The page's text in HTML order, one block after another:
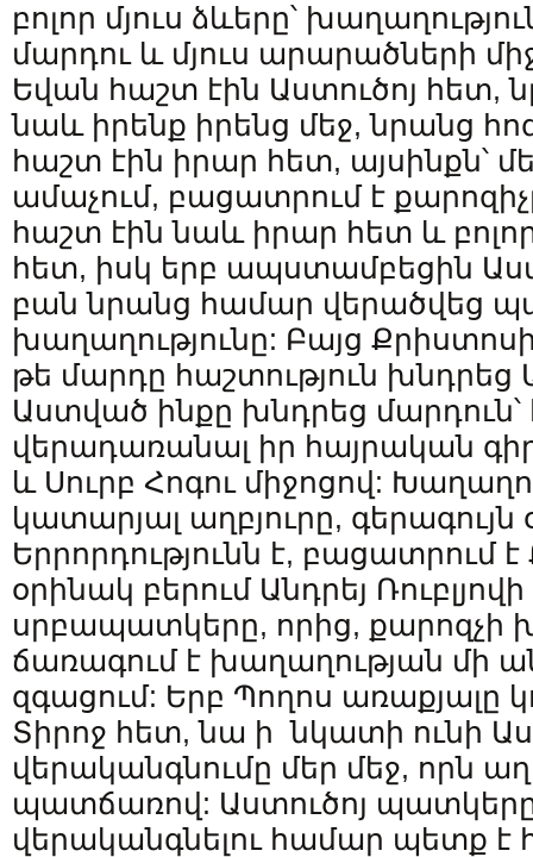
բոլոր մյուս ձևերը՝
մարդու և մյուս արարածների
Եվան հաշտ էին Աստուծոյ հետ,
նաև իրենք իրենց մեջ, նրանց
հաշտ էին իրար հետ, այսինքն՝
ամաչում, բացատրում է
հաշտ էին նաև իրար հետ և
հետ, իսկ երբ ապստամբեցին
բան նրանց համար վերածվեց
խաղաղությունը: Բայց
թե մարդը հաշտություն խնդրեց
Աստված ինքը խնդրեց մարդուն՝
վերադառանալ իր հայրական
և Սուրբ Հոգու միջոցով:
կատարյալ աղբյուրը, գերագույն
Երրորդությունն է, բացատրում
օրինակ բերում Անդրեյ
սրբապատկերը, որից, քարոզչի
ճառագում է խաղաղության մի
զգացում: Երբ Պողոս առաքյալը
Տիրոջ հետ, նա ի նկատի ունի
վերականգնումը մեր մեջ, որն
պատճառով: Աստուծոյ պատկերը
վերականգնելու համար պետք է